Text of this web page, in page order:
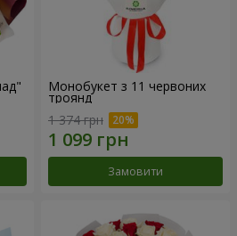
Монобукет з 11 червоних
троянд
1 374 грн
Замовити